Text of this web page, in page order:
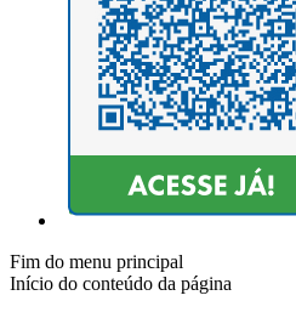
Fim do menu principal
Início do conteúdo da página